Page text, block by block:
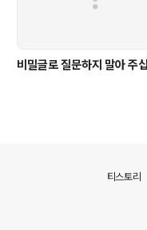
비밀글로 질문하지 말아 주
티스토리